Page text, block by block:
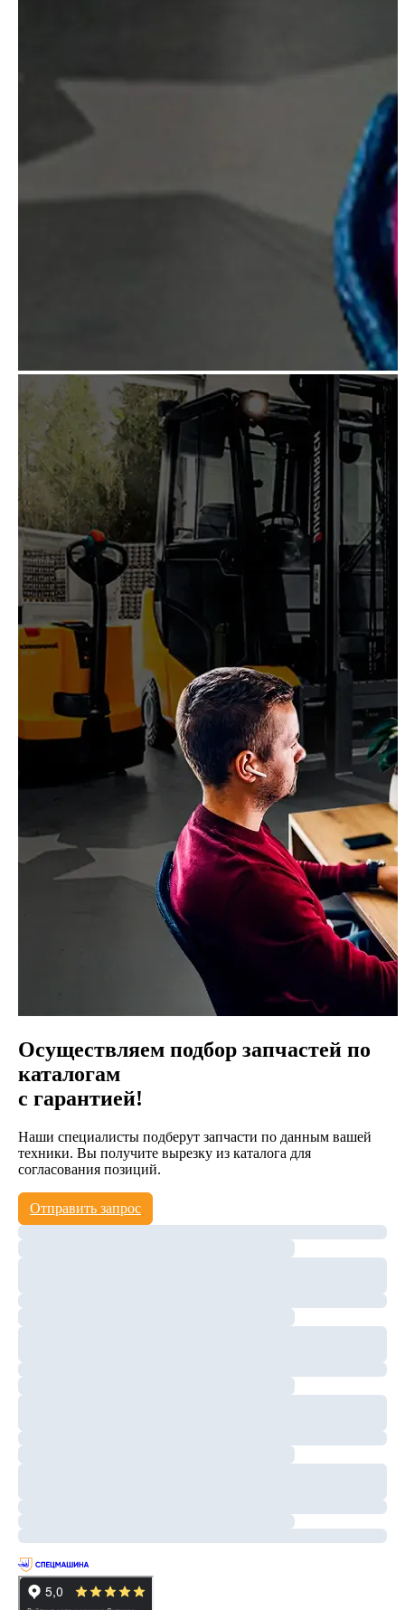
Осуществляем подбор запчастей по
каталогам
с гарантией!
Наши специалисты подберут запчасти по данным вашей
техники. Вы получите вырезку из каталога для
согласования позиций.
Отправить запрос